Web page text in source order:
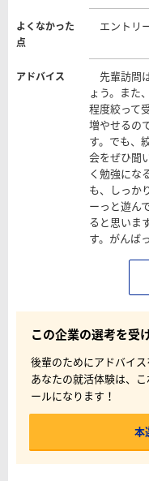
よくなかった
点
エントリ
アドバイス
先輩訪問
ょう。また
程度絞って
増やせるの
す。でも、
会をぜひ聞
く勉強にな
も、しっか
ーっと遊ん
ると思いま
す。がんば
この企業の選考を受
後輩のためにアドバイ
あなたの就活体験は、
ールになります！
本